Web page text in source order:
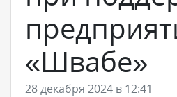
«Швабе»
28 декабря 2024 в 12:41